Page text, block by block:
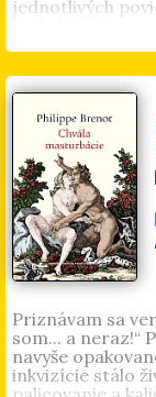
jednotlivých
Nádherné: pávy,
chobotnice,
Chlipníci: lasice
Romantické:
mačky, ...atď
ale aj kresbami
niektoré mýty o
vážne a poeticky
príbehy sú
Kniha vyjde v
Petra Kľúčika.
Priznávam sa
som... a neraz!“
navyše
inkvizície stálo